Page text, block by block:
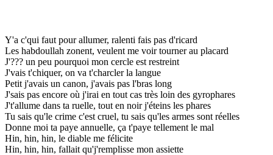
Y'a c'qui faut pour allumer, ralenti fais pas d'ricard
Les habdoullah zonent, veulent me voir tourner au placard
J'??? un peu pourquoi mon cercle est restreint
J'vais t'chiquer, on va t'charcler la langue
Petit j'avais un canon, j'avais pas l'bras long
J'sais pas encore où j'irai en tout cas très loin des gyrophares
J't'allume dans ta ruelle, tout en noir j'éteins les phares
Tu sais qu'le crime c'est cruel, tu sais qu'les armes sont réelles
Donne moi ta paye annuelle, ça t'paye tellement le mal
Hin, hin, hin, le diable me félicite
Hin, hin, hin, fallait qu'j'remplisse mon assiette